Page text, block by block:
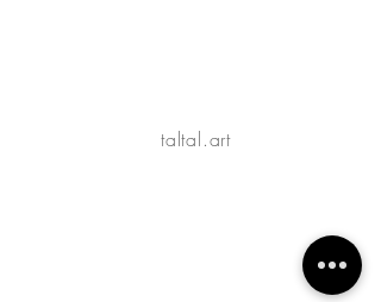
taltal.art